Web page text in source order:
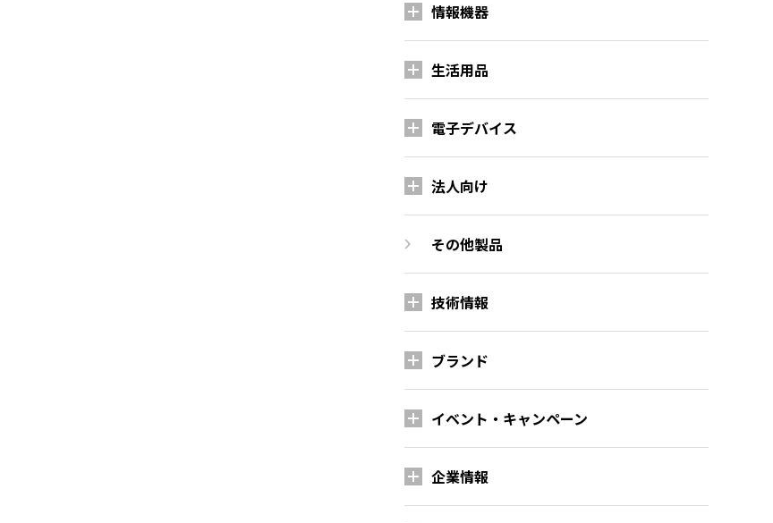
情報機器
生活用品
電子デバイス
法人向け
その他製品
技術情報
ブランド
イベント・キャンペーン
企業情報